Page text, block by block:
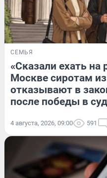
СЕМЬЯ
«Сказали ехать на
Москве сиротам
отказывают в
после победы в
4 августа, 2026, 09:00 591